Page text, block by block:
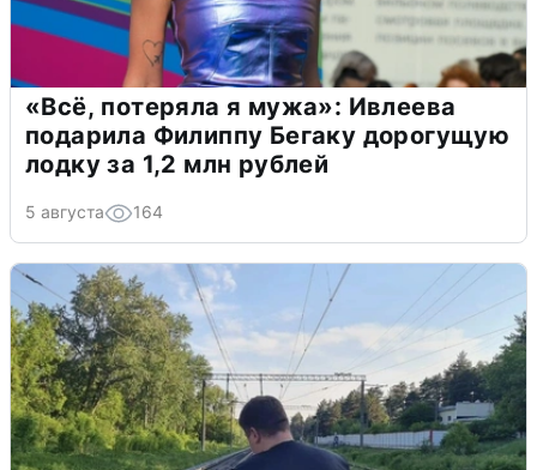
«Всё, потеряла я мужа»: Ивлеева
подарила Филиппу Бегаку дорогущую
лодку за 1,2 млн рублей
5 августа 164